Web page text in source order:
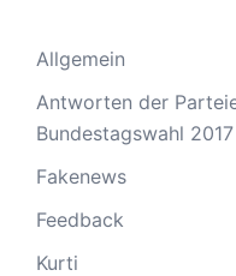
Allgemein
Antworten der
Bundestagswahl 2017
Fakenews
Feedback
Kurti